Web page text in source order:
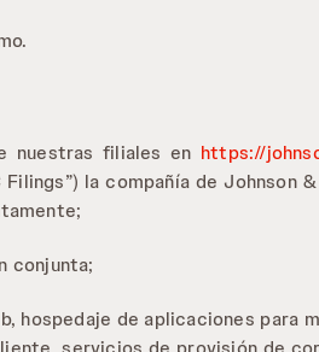
nuestras filiales en https://
la compañía de Johnson
conjunta;
hospedaje de aplicaciones para